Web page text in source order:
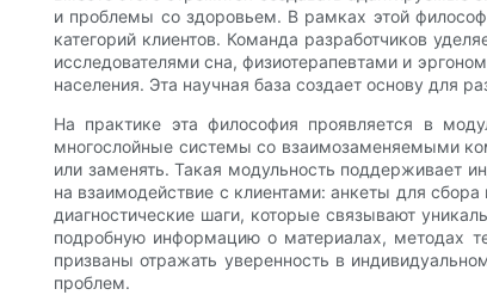
и проблемы со здоровьем. В рамках этой
категорий клиентов. Команда разработчиков
исследователями сна, физиотерапевтами и
населения. Эта научная база создает основу для
На практике эта философия проявляется в
многослойные системы со взаимозаменяемыми
или заменять. Такая модульность поддерживает
на взаимодействие с клиентами: анкеты для
диагностические шаги, которые связывают
подробную информацию о материалах, методах
призваны отражать уверенность в
проблем.